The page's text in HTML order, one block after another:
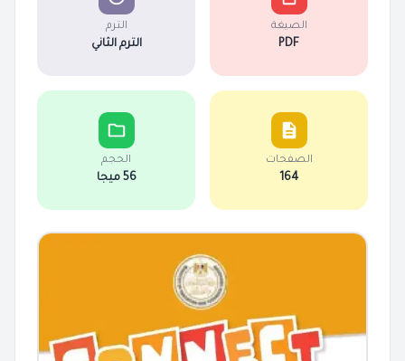
الصيغة
PDF
الترم
الترم الثاني
الصفحات
164
الحجم
56 ميجا